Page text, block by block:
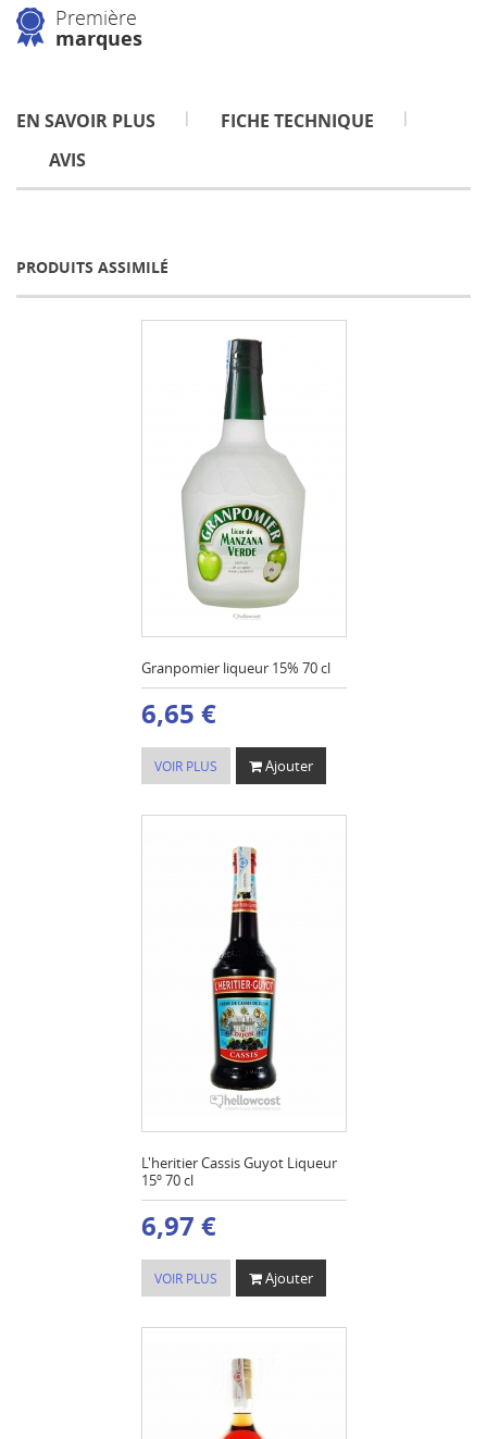
Première
marques
EN SAVOIR PLUS
FICHE TECHNIQUE
AVIS
PRODUITS ASSIMILÉ
Granpomier liqueur 15% 70 cl
6,65 €
VOIR PLUS Ajouter
L'heritier Cassis Guyot Liqueur
15º 70 cl
6,97 €
VOIR PLUS Ajouter